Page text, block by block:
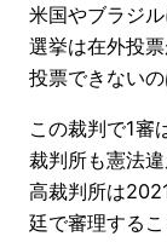
米国やブラジ
選挙は在外投
投票できない
この裁判で1審
裁判所も憲法
高裁判所は
廷で審理する